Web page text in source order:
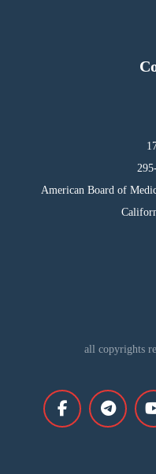
American Board of
all copyrights